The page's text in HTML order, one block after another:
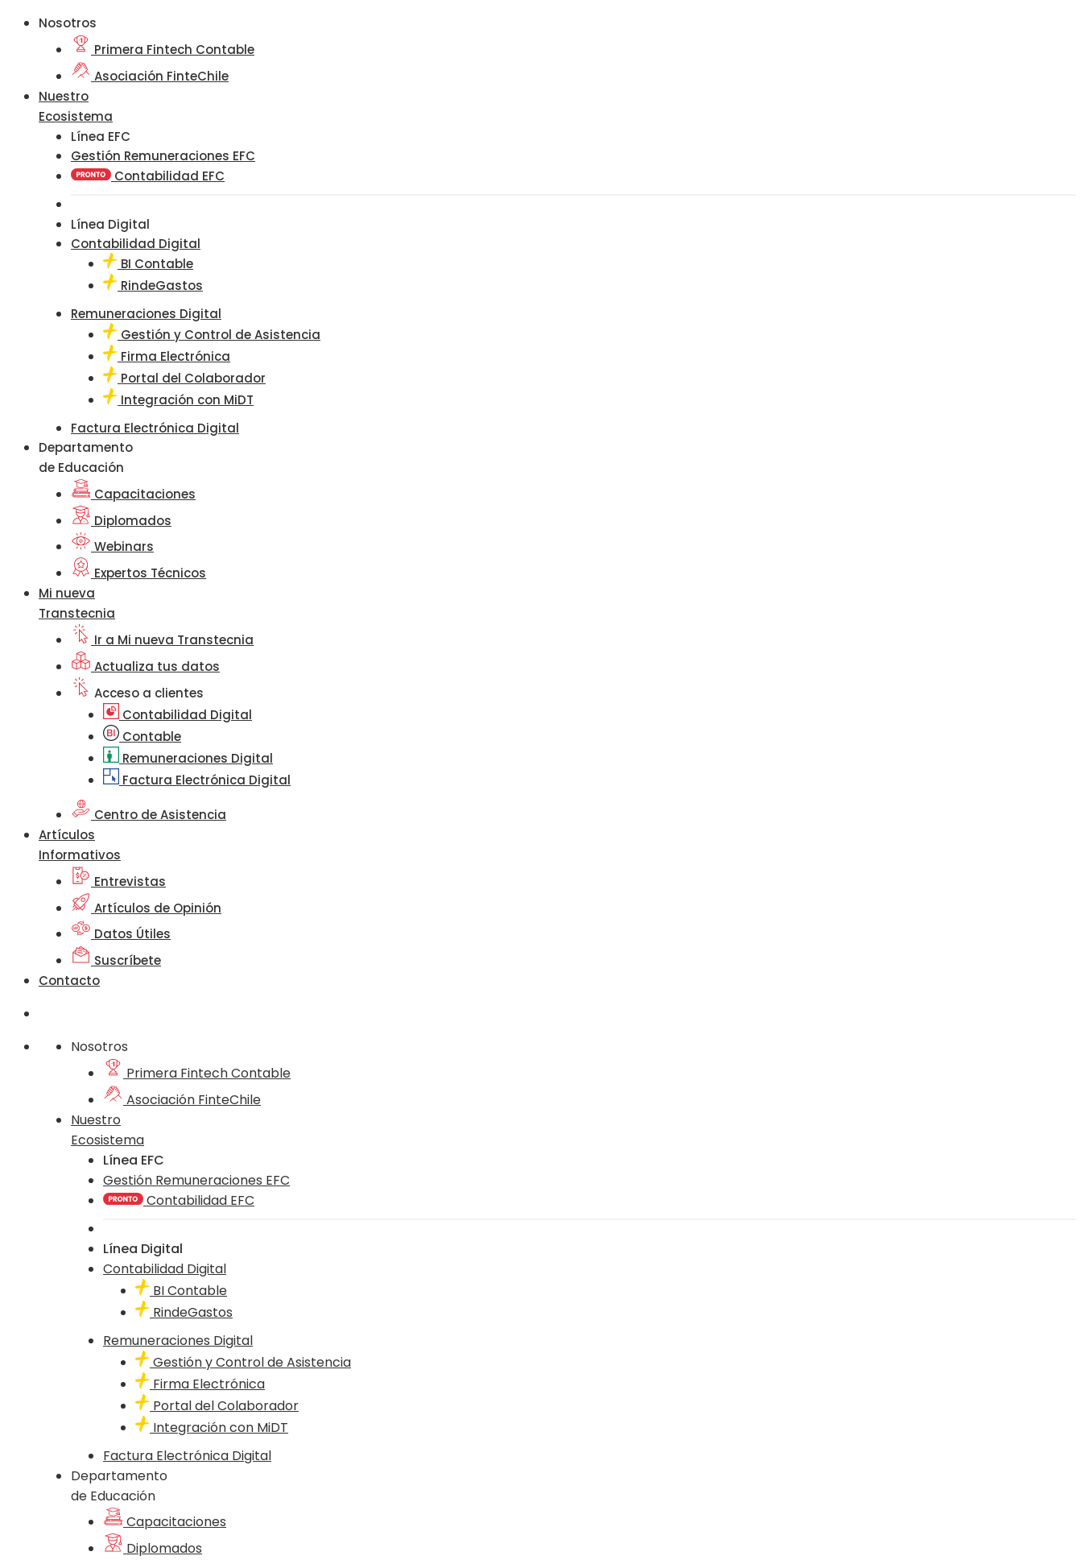
Nosotros
Primera Fintech Contable
Asociación FinteChile
Nuestro
Ecosistema
Línea EFC
Gestión Remuneraciones EFC
Contabilidad EFC
Línea Digital
Contabilidad Digital
BI Contable
RindeGastos
Remuneraciones Digital
Gestión y Control de Asistencia
Firma Electrónica
Portal del Colaborador
Integración con MiDT
Factura Electrónica Digital
Departamento
de Educación
Capacitaciones
Diplomados
Webinars
Expertos Técnicos
Mi nueva
Transtecnia
Ir a Mi nueva Transtecnia
Actualiza tus datos
Acceso a clientes
Contabilidad Digital
Contable
Remuneraciones Digital
Factura Electrónica Digital
Centro de Asistencia
Artículos
Informativos
Entrevistas
Artículos de Opinión
Datos Útiles
Suscríbete
Contacto
Nosotros
Primera Fintech Contable
Asociación FinteChile
Nuestro
Ecosistema
Línea EFC
Gestión Remuneraciones EFC
Contabilidad EFC
Línea Digital
Contabilidad Digital
BI Contable
RindeGastos
Remuneraciones Digital
Gestión y Control de Asistencia
Firma Electrónica
Portal del Colaborador
Integración con MiDT
Factura Electrónica Digital
Departamento
de Educación
Capacitaciones
Diplomados